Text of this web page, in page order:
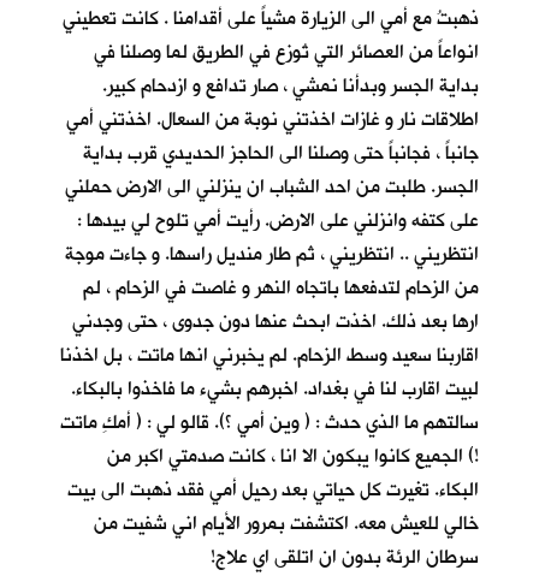
ذهبتُ مع أمي الى الزيارة مشياً على أقدامنا . كانت تعطيني
انواعاً من العصائر التي تُوزع في الطريق لما وصلنا في
بداية الجسر وبدأنا نمشي ، صار تدافع و ازدحام كبير.
اطلاقات نار و غازات اخذتني نوبة من السعال. اخذتني أمي
جانباً ، فجانباً حتى وصلنا الى الحاجز الحديدي قرب بداية
الجسر. طلبت من احد الشباب ان ينزلني الى الارض حملني
على كتفه وانزلني على الارض. رأيت أمي تلوح لي بيدها :
انتظريني .. انتظريني ، ثم طار منديل راسها. و جاءت موجة
من الزحام لتدفعها باتجاه النهر و غاصت في الزحام ، لم
ارها بعد ذلك. اخذت ابحث عنها دون جدوى ، حتى وجدني
اقاربنا سعيد وسط الزحام. لم يخبرني انها ماتت ، بل اخذنا
لبيت اقارب لنا في بغداد. اخبرهم بشيء ما فاخذوا بالبكاء.
سالتهم ما الذي حدث : ( وين أمي ؟). قالو لي : ( أمكِ ماتت
!) الجميع كانوا يبكون الا انا ، كانت صدمتي اكبر من
البكاء. تغيرت كل حياتي بعد رحيل أمي فقد ذهبت الى بيت
خالي للعيش معه. اكتشفت بمرور الأيام اني شفيت من
سرطان الرئة بدون ان اتلقى اي علاج!